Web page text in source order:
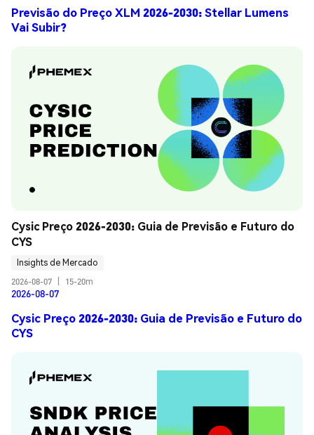
Previsão do Preço XLM 2026-2030: Stellar Lumens
Vai Subir?
Cysic Preço 2026-2030: Guia de Previsão e Futuro do
CYS
Insights de Mercado
2026-08-07
15-20m
2026-08-07
Cysic Preço 2026-2030: Guia de Previsão e Futuro do
CYS